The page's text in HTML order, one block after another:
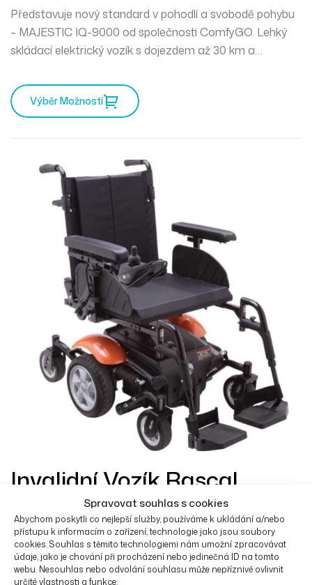
Spravovat souhlas s cookies
Abychom poskytli co nejlepší služby, používáme k ukládání a/nebo
přístupu k informacím o zařízení, technologie jako jsou soubory
cookies. Souhlas s těmito technologiemi nám umožní zpracovávat
údaje, jako je chování při procházení nebo jedinečná ID na tomto
webu. Nesouhlas nebo odvolání souhlasu může nepříznivě ovlivnit
určité vlastnosti a funkce.
Představuje nový standard v pohodlí a svobodě pohybu
– MAJESTIC IQ-9000 od společnosti ComfyGO. Lehký
skládací elektrický vozík s dojezdem až 30 km a
jistotu i styl. Inteligentní brzdy a pevný rám z leteckého
hliníku dělají z IQ-9000 ideálního společníka na každý den
i na cestu. Vozík je schválen pro leteckou a lodní
Výběr Možností
Invalidní Vozík Rascal
Rialto
OD57 100Kč
Invalidní vozík Rialto je osvědčený, lehce ovladatelný
elektrický vozík do interiéru i exteriéru, který se může
pochlubit možností nastavení velikosti, hloubky a úhlu